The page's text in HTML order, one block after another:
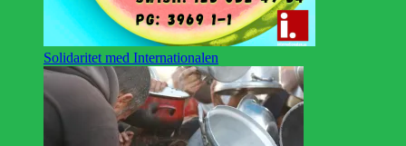
Solidaritet med Internationalen